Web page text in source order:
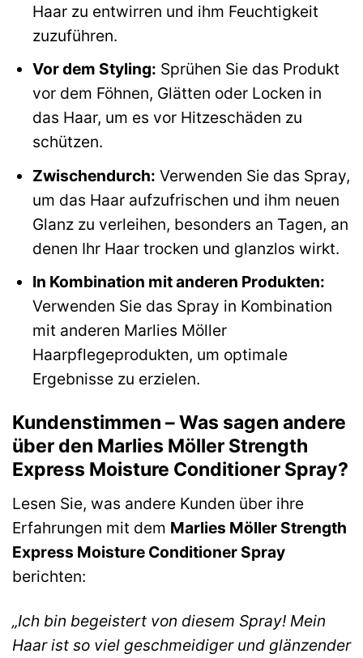
Haar zu entwirren und ihm Feuchtigkeit
zuzuführen.
Vor dem Styling: Sprühen Sie das Produkt
vor dem Föhnen, Glätten oder Locken in
das Haar, um es vor Hitzeschäden zu
schützen.
Zwischendurch: Verwenden Sie das Spray,
um das Haar aufzufrischen und ihm neuen
Glanz zu verleihen, besonders an Tagen, an
denen Ihr Haar trocken und glanzlos wirkt.
In Kombination mit anderen Produkten:
Verwenden Sie das Spray in Kombination
mit anderen Marlies Möller
Haarpflegeprodukten, um optimale
Ergebnisse zu erzielen.
Kundenstimmen – Was sagen andere
über den Marlies Möller Strength
Express Moisture Conditioner Spray?
Lesen Sie, was andere Kunden über ihre
Erfahrungen mit dem Marlies Möller Strength
Express Moisture Conditioner Spray
berichten:
„Ich bin begeistert von diesem Spray! Mein
Haar ist so viel geschmeidiger und glänzender